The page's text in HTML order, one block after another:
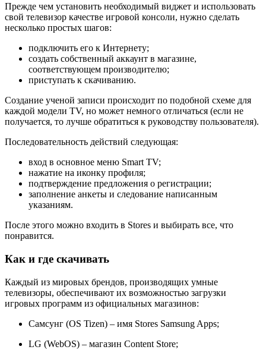
Прежде чем установить необходимый виджет и использовать
свой телевизор качестве игровой консоли, нужно сделать
несколько простых шагов:
подключить его к Интернету;
создать собственный аккаунт в магазине,
соответствующем производителю;
приступать к скачиванию.
Создание ученой записи происходит по подобной схеме для
каждой модели TV, но может немного отличаться (если не
получается, то лучше обратиться к руководству пользователя).
Последовательность действий следующая:
вход в основное меню Smart TV;
нажатие на иконку профиля;
подтверждение предложения о регистрации;
заполнение анкеты и следование написанным
указаниям.
После этого можно входить в Stores и выбирать все, что
понравится.
Как и где скачивать
Каждый из мировых брендов, производящих умные
телевизоры, обеспечивают их возможностью загрузки
игровых программ из официальных магазинов:
Самсунг (OS Tizen) – имя Stores Samsung Apps;
LG (WebOS) – магазин Content Store;